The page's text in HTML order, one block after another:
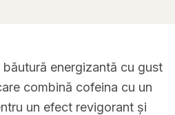
energizantă cu gust
combină cofeina cu un
un efect revigorant și